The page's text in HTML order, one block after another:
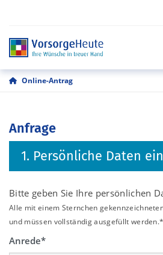
Online-Antrag
Anfrage
1. Persönliche Daten
Bitte geben Sie Ihre persönlichen
Alle mit einem Sternchen
und müssen vollständig ausgefüllt werden.*
Anrede*
Informationen
Online-Antrag